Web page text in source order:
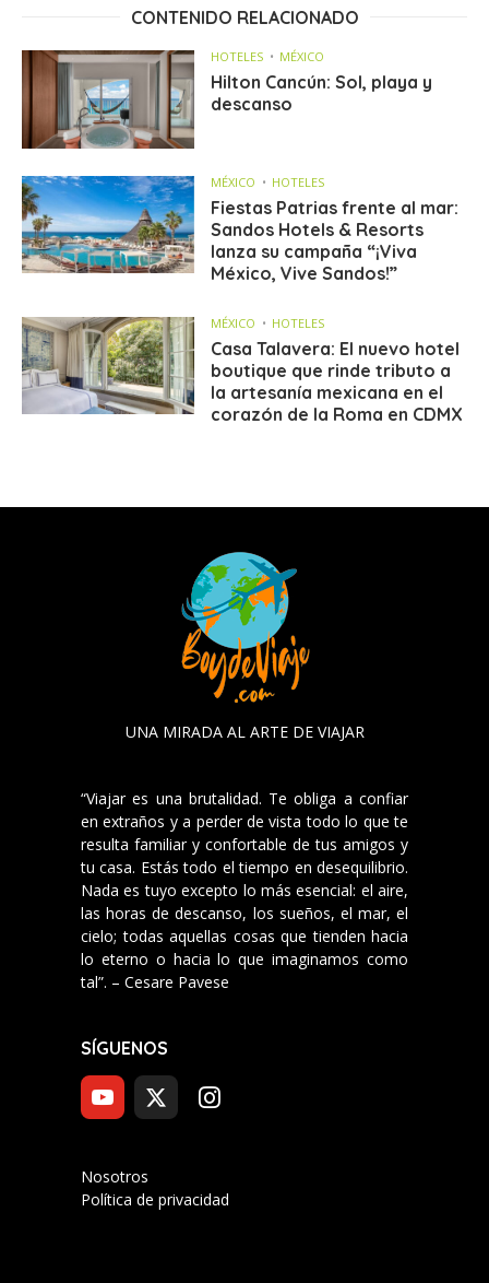
CONTENIDO RELACIONADO
HOTELES MÉXICO
Hilton Cancún: Sol, playa y
descanso
MÉXICO HOTELES
Fiestas Patrias frente al mar:
Sandos Hotels & Resorts
lanza su campaña “¡Viva
México, Vive Sandos!”
MÉXICO HOTELES
Casa Talavera: El nuevo hotel
boutique que rinde tributo a
la artesanía mexicana en el
corazón de la Roma en CDMX
UNA MIRADA AL ARTE DE VIAJAR
“Viajar es una brutalidad. Te obliga a confiar
en extraños y a perder de vista todo lo que te
resulta familiar y confortable de tus amigos y
tu casa. Estás todo el tiempo en desequilibrio.
Nada es tuyo excepto lo más esencial: el aire,
las horas de descanso, los sueños, el mar, el
cielo; todas aquellas cosas que tienden hacia
lo eterno o hacia lo que imaginamos como
tal”. – Cesare Pavese
SÍGUENOS
Nosotros
Política de privacidad